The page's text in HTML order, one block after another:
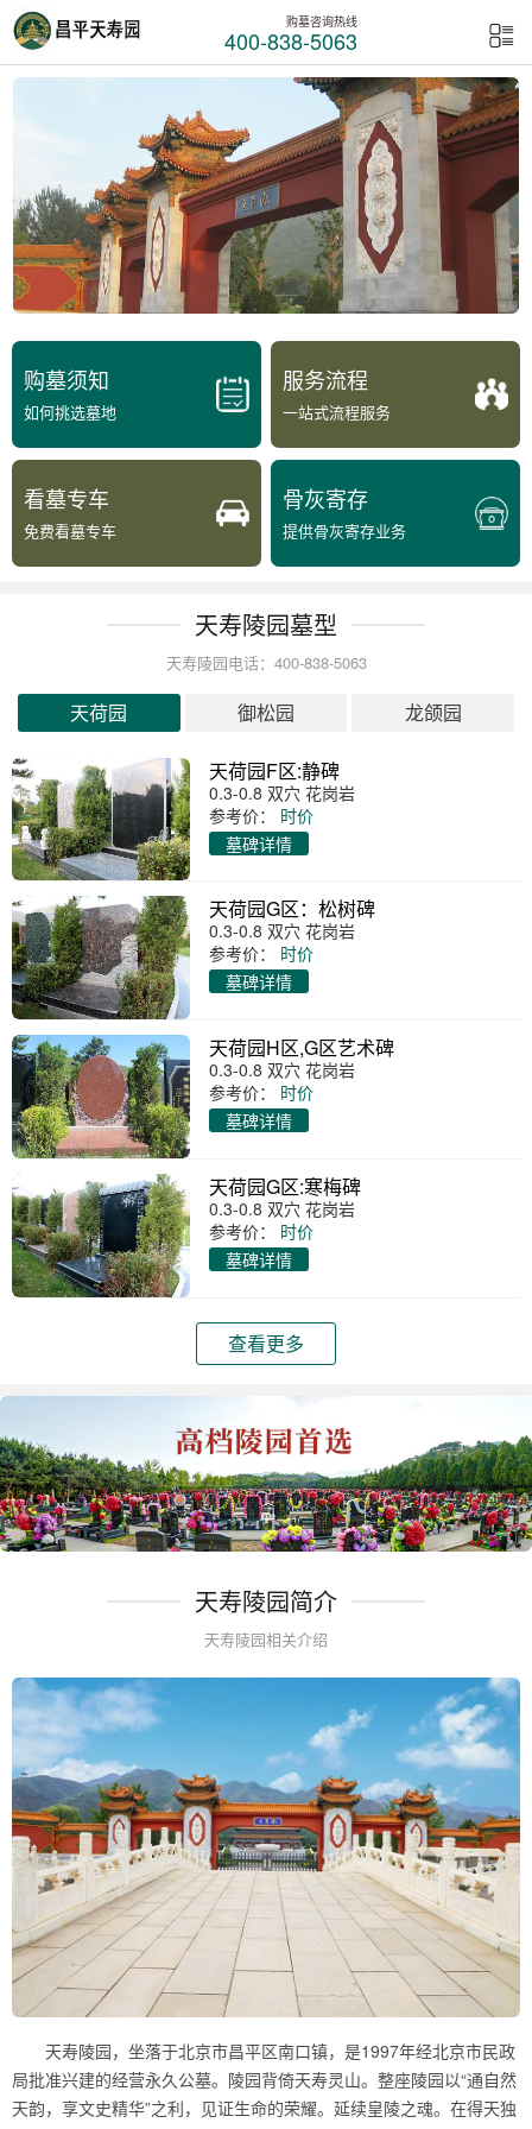
购墓咨询热线
400-838-5063
购墓须知
如何挑选墓地
服务流程
一站式流程服务
看墓专车
免费看墓专车
骨灰寄存
提供骨灰寄存业务
天寿陵园墓型
天寿陵园电话：400-838-5063
天荷园 御松园 龙颌园
天荷园F区:静碑
0.3-0.8 双穴 花岗岩
参考价：
时价
墓碑详情
天荷园G区：松树碑
0.3-0.8 双穴 花岗岩
参考价：
时价
墓碑详情
天荷园H区,G区艺术碑
0.3-0.8 双穴 花岗岩
参考价：
时价
墓碑详情
天荷园G区:寒梅碑
0.3-0.8 双穴 花岗岩
参考价：
时价
墓碑详情
查看更多
天寿陵园简介
天寿陵园相关介绍
天寿陵园，坐落于北京市昌平区南口镇，是1997年经北京市民政
局批准兴建的经营永久公墓。陵园背倚天寿灵山。整座陵园以“通自然
天韵，享文史精华”之利，见证生命的荣耀。延续皇陵之魂。在得天独